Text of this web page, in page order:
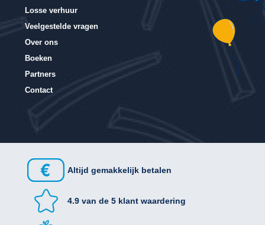
Losse verhuur
Veelgestelde vragen
Over ons
Boeken
Partners
Contact
Altijd gemakkelijk betalen
4.9 van de 5 klant waardering